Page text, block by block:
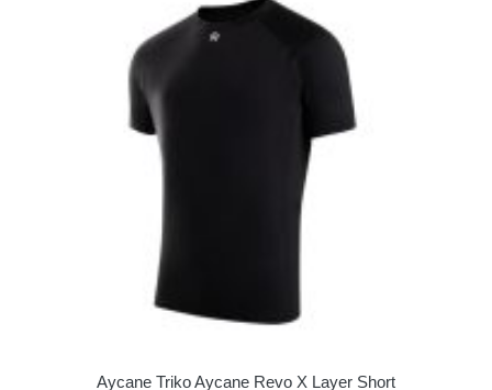
Aycane Triko Aycane Revo X Layer Short